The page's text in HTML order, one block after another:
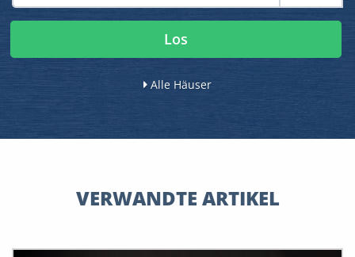
Los
Alle Häuser
VERWANDTE ARTIKEL